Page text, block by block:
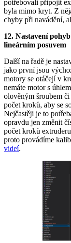
potřebovali připojit
byla mimo kryt. Z
chyby při navádění,
12. Nastavení
lineárním posuvem
Další na řadě je
jako první jsou
motory se otáčejí v
nemáte motor s
olověným šroubem
počet kroků, aby se
Nejčastěji je to
opravdu jen změnit
počet kroků
proto provádíme
videí.